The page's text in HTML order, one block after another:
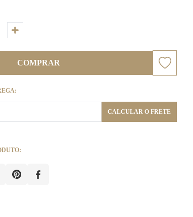
COMPRAR
CALCULAR O FRETE